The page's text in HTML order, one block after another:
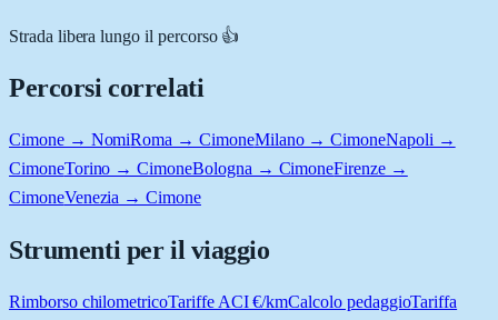
Strada libera lungo il percorso 👍
Percorsi correlati
Cimone → NomiRoma → CimoneMilano → CimoneNapoli →
CimoneTorino → CimoneBologna → CimoneFirenze →
CimoneVenezia → Cimone
Strumenti per il viaggio
Rimborso chilometricoTariffe ACI €/kmCalcolo pedaggioTariffa